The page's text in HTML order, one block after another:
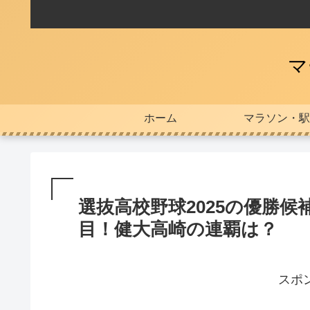
ホーム マラソン・
選抜高校野球2025の優勝候
目！健大高崎の連覇は？
スポ